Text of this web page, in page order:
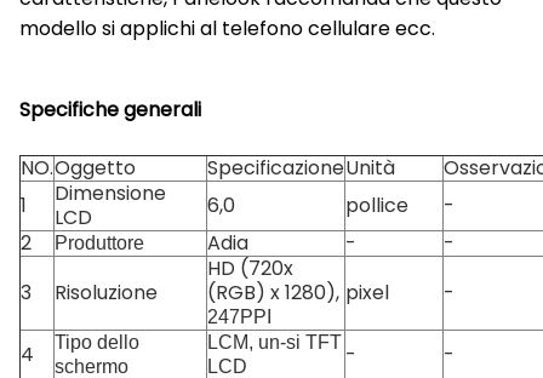
modello si applichi al telefono cellulare ecc.
Specifiche generali
NO.Oggetto SpecificazioneUnità
1
Dimensione
LCD
6,0 pollice
-
2
Produttore Adia -
-
3
Risoluzione
HD (720x
(RGB) x 1280),
247PPI
pixel -
4
Tipo dello
schermo
LCM, un-si TFT
LCD
-
-